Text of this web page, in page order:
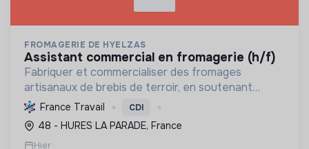
FROMAGERIE DE HYELZAS
assistant commercial en fromagerie (h/f)
Fabriquer et commercialiser des fromages
artisanaux de brebis de terroir, en soutenant
l'agriculture locale et biologique, et en promouvant
un modèle économique et social équitable.
France Travail CDI
48 - HURES LA PARADE, France
Hier